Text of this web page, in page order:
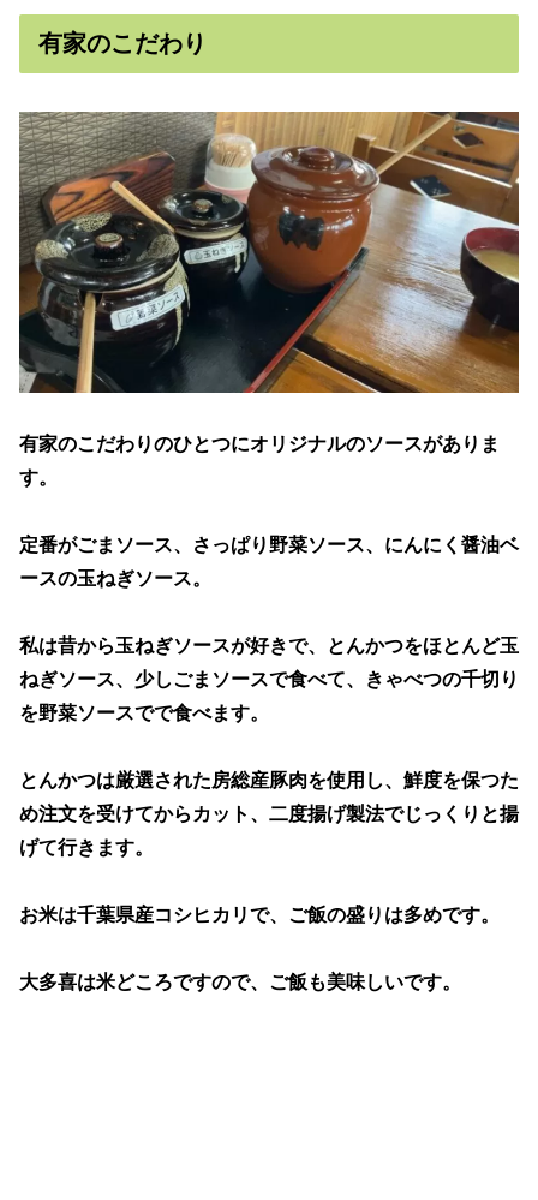
有家のこだわり
有家のこだわりのひとつにオリジナルのソースがありま
す。
定番がごまソース、さっぱり野菜ソース、にんにく醤油ベ
ースの玉ねぎソース。
私は昔から玉ねぎソースが好きで、とんかつをほとんど玉
ねぎソース、少しごまソースで食べて、きゃべつの千切り
を野菜ソースでで食べます。
とんかつは厳選された房総産豚肉を使用し、鮮度を保つた
め注文を受けてからカット、二度揚げ製法でじっくりと揚
げて行きます。
お米は千葉県産コシヒカリで、ご飯の盛りは多めです。
大多喜は米どころですので、ご飯も美味しいです。